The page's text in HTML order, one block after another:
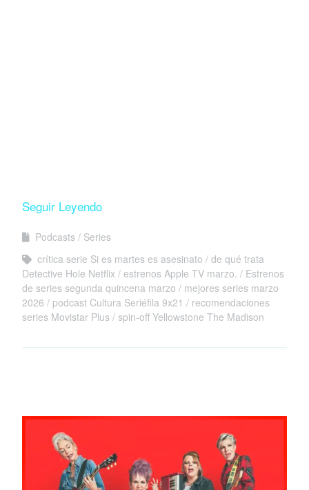
Seguir Leyendo
Podcasts
Series
crítica serie Si es martes es asesinato
de qué trata
Detective Hole Netflix
estrenos Apple TV marzo.
Estrenos
de series segunda quincena marzo
mejores series marzo
2026
podcast Cultura Seriéfila 9x21
recomendaciones
series Movistar Plus
spin-off Yellowstone The Madison